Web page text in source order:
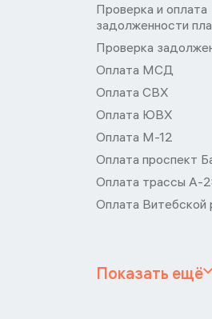
Проверка и оплата
задолженности
Проверка
Оплата МСД
Оплата СВХ
Оплата ЮВХ
Оплата М-12
Оплата проспект
Оплата трассы А-
Оплата Витебской
Показать ещё